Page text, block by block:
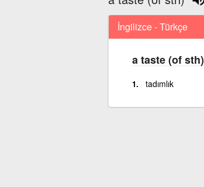
İngilizce - Türkçe
a taste (of sth)
tadımlık